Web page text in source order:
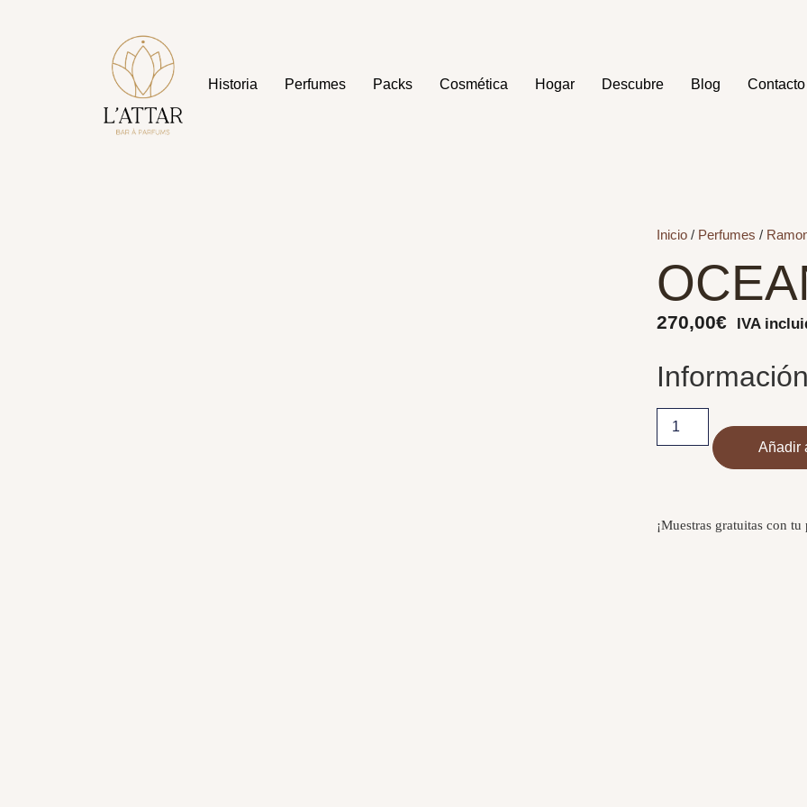
Historia Perfumes Packs Cosmética Hogar Descubre Blog Contacto
Inicio / Perfumes /
270,00€ IVA
Añadir
¡Muestras gratuitas con tu